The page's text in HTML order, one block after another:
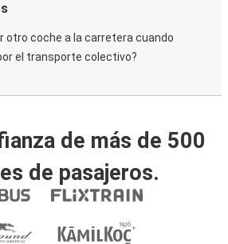
otro coche a la carretera cuando
el transporte colectivo?
de más de 500
de pasajeros.